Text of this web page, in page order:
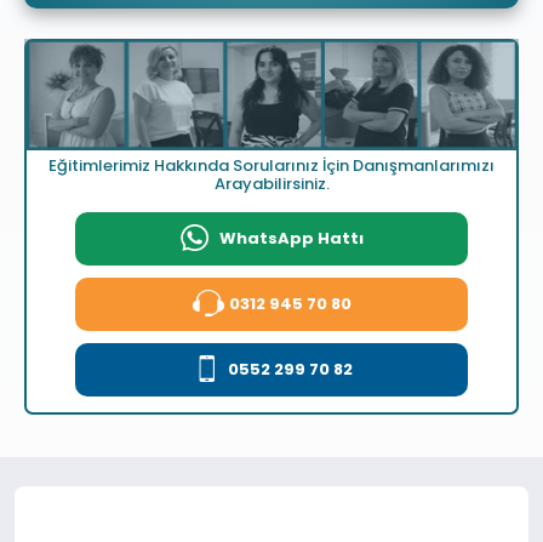
Eğitimlerimiz Hakkında Sorularınız İçin Danışmanlarımızı
Arayabilirsiniz.
WhatsApp Hattı
0312 945 70 80
0552 299 70 82